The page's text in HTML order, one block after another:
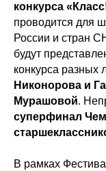
конкурса
проводится для
России и стран
будут
конкурса разных
Никонорова и
Мурашовой.
суперфинал
В рамках